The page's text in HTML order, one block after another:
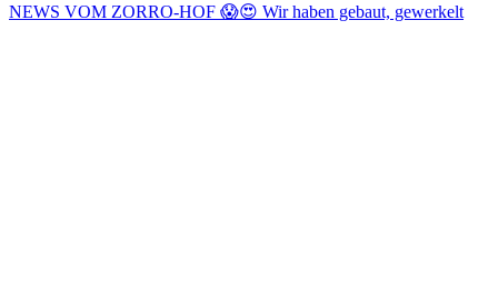
NEWS VOM ZORRO-HOF 😱😍 Wir haben gebaut, gewerkelt